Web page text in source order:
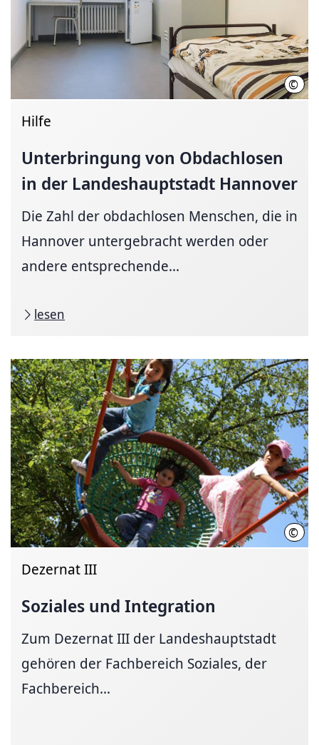
© LHH
Hilfe
Unterbringung von Obdachlosen
in der Landeshauptstadt Hannover
Die Zahl der obdachlosen Menschen, die in
Hannover untergebracht werden oder
andere entsprechende...
lesen
© LHH
Dezernat III
Soziales und Integration
Zum Dezernat III der Landeshauptstadt
gehören der Fachbereich Soziales, der
Fachbereich...